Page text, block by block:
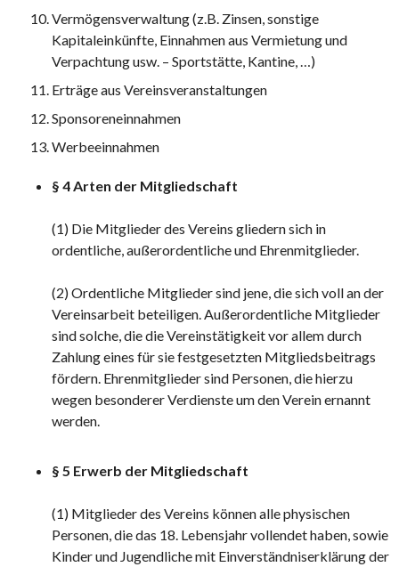
Vermögensverwaltung (z.B. Zinsen, sonstige
Kapitaleinkünfte, Einnahmen aus Vermietung und
Verpachtung usw. – Sportstätte, Kantine, …)
Erträge aus Vereinsveranstaltungen
Sponsoreneinnahmen
Werbeeinnahmen
§ 4 Arten der Mitgliedschaft
(1) Die Mitglieder des Vereins gliedern sich in
ordentliche, außerordentliche und Ehrenmitglieder.
(2) Ordentliche Mitglieder sind jene, die sich voll an der
Vereinsarbeit beteiligen. Außerordentliche Mitglieder
sind solche, die die Vereinstätigkeit vor allem durch
Zahlung eines für sie festgesetzten Mitgliedsbeitrags
fördern. Ehrenmitglieder sind Personen, die hierzu
wegen besonderer Verdienste um den Verein ernannt
werden.
§ 5 Erwerb der Mitgliedschaft
(1) Mitglieder des Vereins können alle physischen
Personen, die das 18. Lebensjahr vollendet haben, sowie
Kinder und Jugendliche mit Einverständniserklärung der